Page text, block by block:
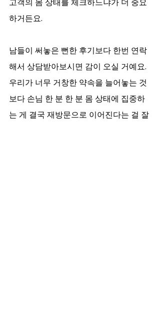
하거든요.
남들이 써놓은 뻔한 후기보다 한번 연락
해서 상담받아보시면 감이 오실 거예요.
우리가 너무 거창한 약속을 늘어놓는 것
보다 손님 한 분 한 분 몸 상태에 집중하
는 게 결국 재방문으로 이어진다는 걸 잘